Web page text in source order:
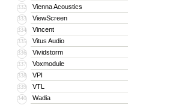
332 Vienna Acoustics
333 ViewScreen
334 Vincent
335 Vitus Audio
336 Vividstorm
337 Voxmodule
338 VPI
339 VTL
340 Wadia